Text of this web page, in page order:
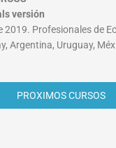
versión
2019. Profesionales de
Argentina, Uruguay,
PROXIMOS CURSOS